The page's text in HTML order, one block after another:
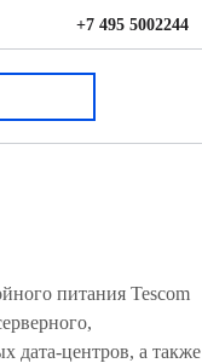
+7 495 5002244
питания Tescom
дата-центров, а также